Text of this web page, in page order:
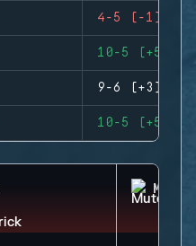
4-5 (-1)
10-5 (+5)
9-6 (+3)
10-5 (+5)
MUTE